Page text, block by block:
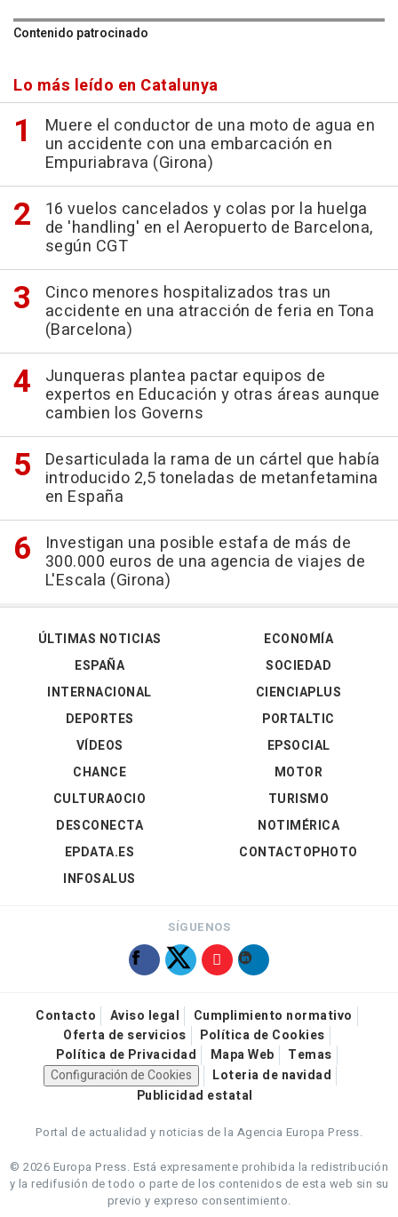
Contenido patrocinado
Lo más leído en Catalunya
Muere el conductor de una moto de agua en
un accidente con una embarcación en
Empuriabrava (Girona)
16 vuelos cancelados y colas por la huelga
de 'handling' en el Aeropuerto de Barcelona,
según CGT
Cinco menores hospitalizados tras un
accidente en una atracción de feria en Tona
(Barcelona)
Junqueras plantea pactar equipos de
expertos en Educación y otras áreas aunque
cambien los Governs
Desarticulada la rama de un cártel que había
introducido 2,5 toneladas de metanfetamina
en España
Investigan una posible estafa de más de
300.000 euros de una agencia de viajes de
L'Escala (Girona)
ÚLTIMAS NOTICIAS
ESPAÑA
INTERNACIONAL
DEPORTES
VÍDEOS
ECONOMÍA
SOCIEDAD
CIENCIAPLUS
PORTALTIC
EPSOCIAL
CHANCE
CULTURAOCIO
DESCONECTA
EPDATA.ES
INFOSALUS
MOTOR
TURISMO
NOTIMÉRICA
CONTACTOPHOTO
SÍGUENOS
Contacto Aviso legal
Cumplimiento normativo
Oferta de servicios
Política de Cookies
Política de Privacidad
Mapa Web
Temas
Configuración de Cookies
Loteria de navidad
Publicidad estatal
Portal de actualidad y noticias de la Agencia Europa Press.
© 2026 Europa Press. Está expresamente prohibida la redistribución
y la redifusión de todo o parte de los contenidos de esta web sin su
previo y expreso consentimiento.